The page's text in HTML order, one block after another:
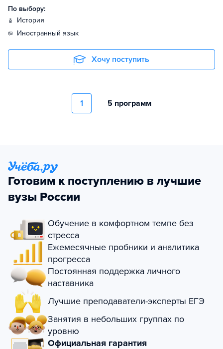
По выбору:
история
иностранный язык
Хочу поступить
1 5 программ
Готовим к поступлению в лучшие
вузы России
Обучение в комфортном темпе без
стресса
Ежемесячные пробники и аналитика
прогресса
Постоянная поддержка личного
наставника
Лучшие преподаватели-эксперты ЕГЭ
Занятия в небольших группах по
уровню
Официальная гарантия